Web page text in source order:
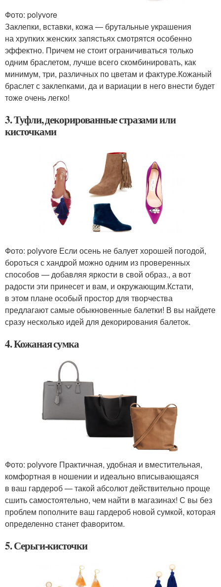
Фото: polyvore
Заклепки, вставки, кожа — брутальные украшения
на хрупких женских запястьях смотрятся особенно
эффектно. Причем не стоит ограничиваться только
одним браслетом, лучше всего скомбинировать, как
минимум, три, различных по цветам и фактуре.Кожаный
браслет с заклепками, да и вариации в него внести будет
тоже очень легко!
3. Туфли, декорированные стразами или
кисточками
Фото: polyvore Если осень не балует хорошей погодой,
бороться с хандрой можно одним из проверенных
способов — добавляя яркости в свой образ., а вот
радости эти принесет и вам, и окружающим.Кстати,
в этом плане особый простор для творчества
предлагают самые обыкновенные балетки! В вы найдете
сразу несколько идей для декорирования балеток.
4. Кожаная сумка
Фото: polyvore Практичная, удобная и вместительная,
комфортная в ношении и идеально вписывающаяся
в ваш гардероб — такой абсолют действительно проще
сшить самостоятельно, чем найти в магазинах! С вы без
проблем пополните ваш гардероб новой сумкой, которая
определенно станет фаворитом.
5. Серьги-кисточки